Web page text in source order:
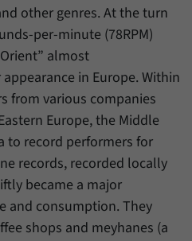
other genres. At the turn
per-minute (78RPM)
almost
in Europe. Within
from various companies
Europe, the Middle
to record performers for
records, recorded locally
became a major
and consumption. They
shops and meyhanes (a